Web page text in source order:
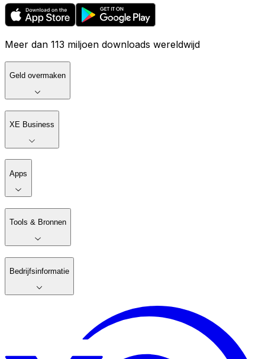
Meer dan 113 miljoen downloads wereldwijd
Geld overmaken
XE Business
Apps
Tools & Bronnen
Bedrijfsinformatie